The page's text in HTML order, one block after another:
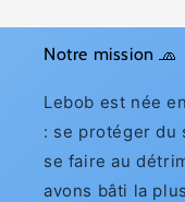
Notre mission 🧢
Lebob est née
: se protéger du
se faire au
avons bâti la